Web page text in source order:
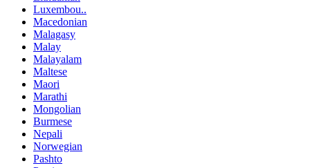
Luxembou..
Macedonian
Malagasy
Malay
Malayalam
Maltese
Maori
Marathi
Mongolian
Burmese
Nepali
Norwegian
Pashto